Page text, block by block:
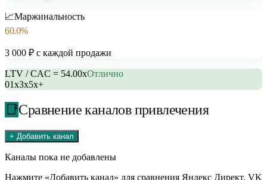
📈Маржинальность
60.0%
3 000 ₽ с каждой продажи
LTV / CAC = 54.00xОтлично
01x3x5x+
📑Сравнение каналов привлечения
+ Добавить канал
Каналы пока не добавлены
Нажмите «Добавить канал» для сравнения Яндекс Директ, VK